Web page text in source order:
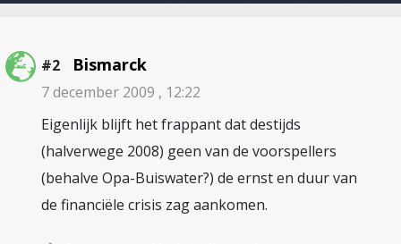
#2 Bismarck
7 december 2009 , 12:22
Eigenlijk blijft het frappant dat destijds
(halverwege 2008) geen van de voorspellers
(behalve Opa-Buiswater?) de ernst en duur van
de financiële crisis zag aankomen.